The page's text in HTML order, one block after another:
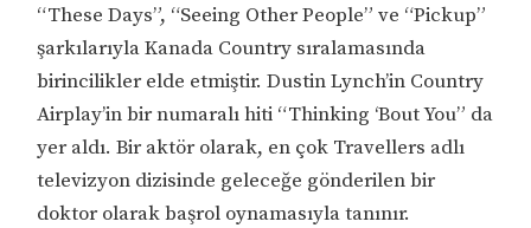
“These Days”, “Seeing Other People” ve “Pickup”
şarkılarıyla Kanada Country sıralamasında
birincilikler elde etmiştir. Dustin Lynch’in Country
Airplay’in bir numaralı hiti “Thinking ‘Bout You” da
yer aldı. Bir aktör olarak, en çok Travellers adlı
televizyon dizisinde geleceğe gönderilen bir
doktor olarak başrol oynamasıyla tanınır.